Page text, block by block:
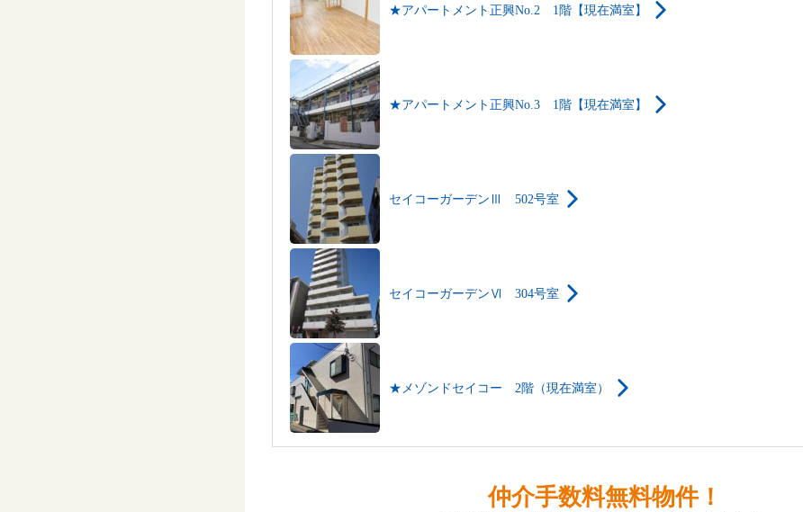
★アパートメント正興No.2 1階【現在満室】
★アパートメント正興No.3 1階【現在満室】
セイコーガーデンⅢ 502号室
セイコーガーデンⅥ 304号室
★メゾンドセイコー 2階（現在満室）
仲介手数料無料物件！